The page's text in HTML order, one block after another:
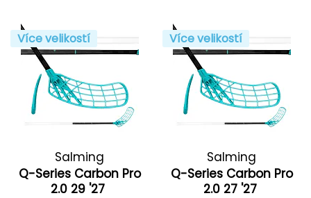
Více velikostí
Salming
Q-Series Carbon Pro
2.0 29 '27
Více velikostí
Salming
Q-Series Carbon Pro
2.0 27 '27